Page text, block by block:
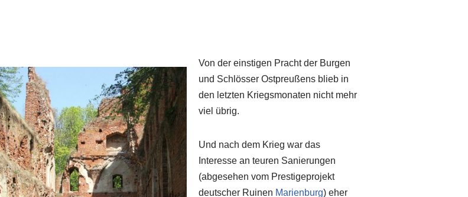
Von der einstigen Pracht der Burgen
und Schlösser Ostpreußens blieb in
den letzten Kriegsmonaten nicht mehr
viel übrig.
Und nach dem Krieg war das
Interesse an teuren Sanierungen
(abgesehen vom Prestigeprojekt
deutscher Ruinen Marienburg) eher